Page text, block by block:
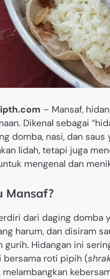
– Mansaf,
Dikenal sebagai
domba, nasi, dan
lidah, tetapi juga
mengenal dan
Mansaf?
dari daging domba
harum, dan disiram
gurih. Hidangan ini
bersama roti pipih (
melambangkan